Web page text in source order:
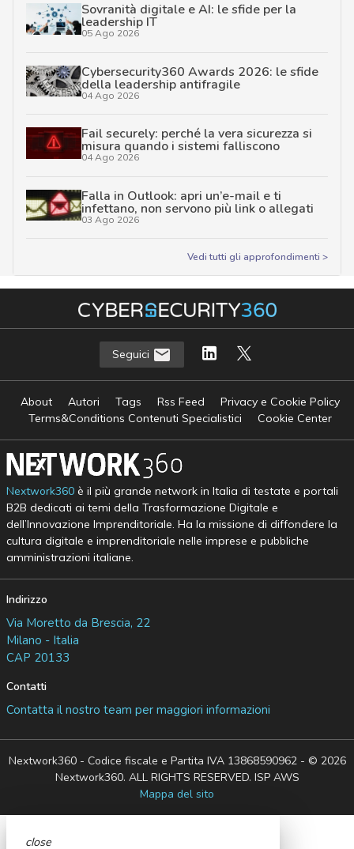
Sovranità digitale e AI: le sfide per la
leadership IT
05 Ago 2026
Cybersecurity360 Awards 2026: le sfide
della leadership antifragile
04 Ago 2026
Fail securely: perché la vera sicurezza si
misura quando i sistemi falliscono
04 Ago 2026
Falla in Outlook: apri un’e-mail e ti
infettano, non servono più link o allegati
03 Ago 2026
Vedi tutti gli approfondimenti >
Seguici
About Autori Tags Rss Feed
Privacy e Cookie Policy
Terms&Conditions Contenuti Specialistici
Cookie Center
Nextwork360è il più grande network in Italia di testate e portali
B2B dedicati ai temi della Trasformazione Digitale e
dell’Innovazione Imprenditoriale. Ha la missione di diffondere la
cultura digitale e imprenditoriale nelle imprese e pubbliche
amministrazioni italiane.
Indirizzo
Via Moretto da Brescia, 22
Milano - Italia
CAP 20133
Contatti
Contatta il nostro team per maggiori informazioni
Nextwork360 - Codice fiscale e Partita IVA 13868590962 - © 2026
Nextwork360. ALL RIGHTS RESERVED. ISP AWS
Mappa del sito
close